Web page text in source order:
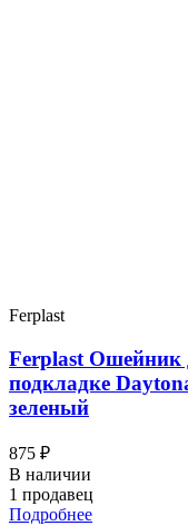
Ferplast
Ferplast Ошейник
подкладке
зеленый
875 ₽
В наличии
1 продавец
Подробнее